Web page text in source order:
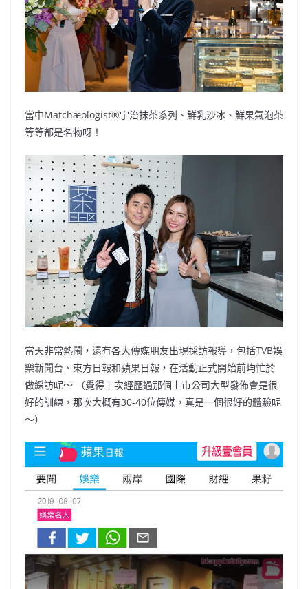
當中Matchæologist®️宇治抹茶系列、鮮乳沙冰、鮮果氣泡茶
等等都是名物呀！
當天非常熱鬧，還有各大傳媒朋友出現採訪報導，包括TVB娛
樂新聞台、東方日報和蘋果日報，在活動正式開始前均忙於
做綵訪呢～ （覺得上次經歷過那個上市公司大型發佈會是很
好的訓練，那次大概有30-40位傳媒，真是一個很好的體驗呢
～）